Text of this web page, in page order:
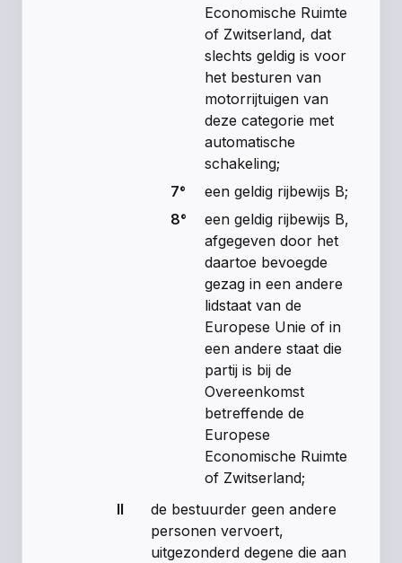
Economische Ruimte
of Zwitserland, dat
slechts geldig is voor
het besturen van
motorrijtuigen van
deze categorie met
automatische
schakeling;
7°
een geldig rijbewijs B;
8°
een geldig rijbewijs B,
afgegeven door het
daartoe bevoegde
gezag in een andere
lidstaat van de
Europese Unie of in
een andere staat die
partij is bij de
Overeenkomst
betreffende de
Europese
Economische Ruimte
of Zwitserland;
II
de bestuurder geen andere
personen vervoert,
uitgezonderd degene die aan